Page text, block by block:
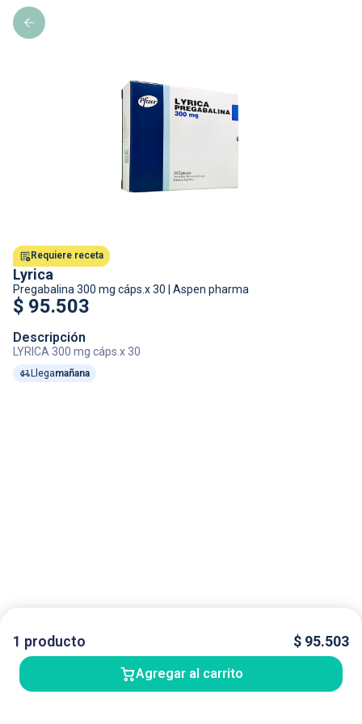
Requiere receta
Lyrica
Pregabalina 300 mg cáps.x 30 Aspen pharma
$ 95.503
Descripción
LYRICA 300 mg cáps.x 30
Llegamañana
1 producto $ 95.503
Agregar al carrito